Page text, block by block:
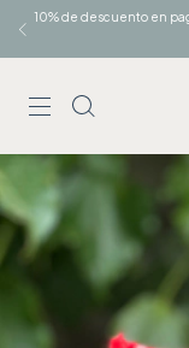
10% de descuento en